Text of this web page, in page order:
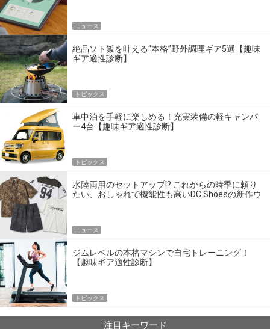
ニュース
絶品ソト飯を叶える“本格”野外調理ギア5選【趣味
ギア適性診断】
トピックス
車中泊を手軽に楽しめる！充実装備の軽キャンパ
ー4台【趣味ギア適性診断】
トピックス
水陸両用のセットアップ!? これからの時季に頼り
たい、おしゃれで機能性も高いDC Shoesの新作ウ
ニュース
ジムレベルの本格マシンで自宅トレーニング！
【趣味ギア適性診断】
トピックス
注目キーワード